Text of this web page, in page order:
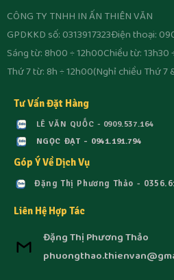
CÔNG TY TNHH IN ẤN THIÊN VĂN
GPDKKD số: 0313917323Điện thoại:
Sáng từ: 8h00 ÷ 12h00Chiều từ: 13h30
Thứ 7 từ: 8h ÷ 12h00(Nghỉ chiều Thứ 7
Tư Vấn Đặt Hàng
LÊ VĂN QUỐC - 0909.537.164
NGỌC ĐẠT - 0941.191.794
Góp Ý Về Dịch Vụ
Đặng Thị Phương Thảo -
Liên Hệ Hợp Tác
Đặng Thị Phương Thảo